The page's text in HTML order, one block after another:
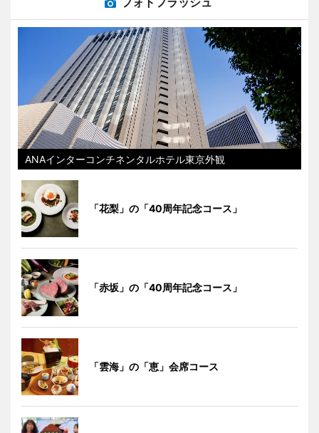
ANAインターコンチネンタルホテル東京外観
「花梨」の「40周年記念コース」
「赤坂」の「40周年記念コース」
「雲海」の「恵」会席コース